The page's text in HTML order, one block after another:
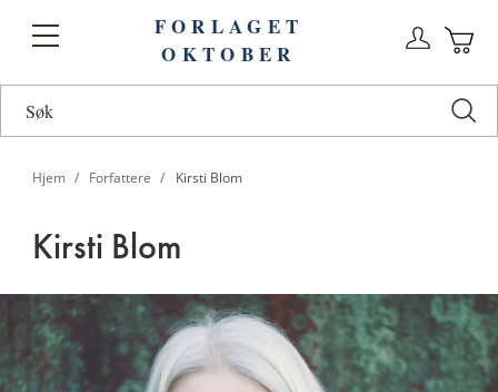
Toggle
FORLAGET
OKTOBER
Hjem Forfattere Kirsti Blom
Kirsti Blom